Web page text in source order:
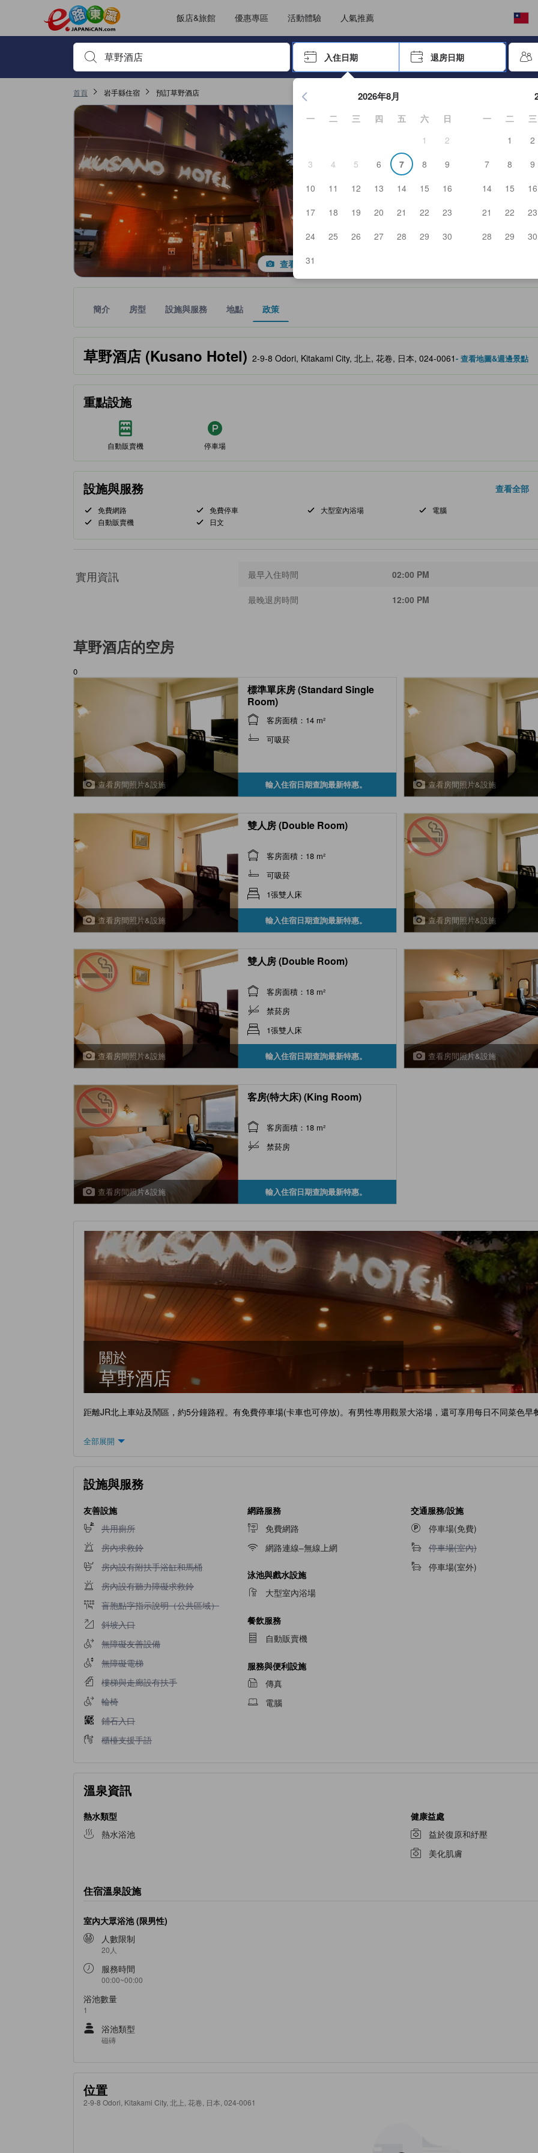
飯店&旅館 優惠專區 活動體驗 人氣推薦
輸入住宿名稱或關鍵字查詢，使用上下鍵或Tab鍵移動，並按「Enter」來選擇
入住日期
退房日期
按Enter鍵開始在日期選擇器中查看。使用方向鍵瀏覽入住和退
2026年8月
一 二 三 四 五 六
日
1
2
3
4 5 6 7 8
9
10
11 12 13 14 15
16
17
18 19 20 21 22
23
24
25 26 27 28 29
30
31
一 二
三
1
2
7
8
9
14
15
16
21
22
23
28
29 30
首頁 岩手縣住宿 預訂草野酒店
查看所有照片
簡介 房型 設施與服務 地點 政策
草野酒店 (Kusano Hotel)
tooltip
黃金星等由本站合作夥伴提供，可作為您判斷舒適度、設施與服務項目的參考指標
2-9-8 Odori, Kitakami City, 北上, 花卷, 日本, 024-0061- 查看地圖&週邊景點
重點設施
自動販賣機 停車場
設施與服務 查看全部
免費網路 免費停車 大型室內浴場
電腦
自動販賣機
日文
實用資訊 最早入住時間 02:00 PM
最晚退房時間 12:00 PM
草野酒店的空房
0
查看房間照片&設施
標準單床房 (Standard Single
Room)
客房面積：14 m²
可吸菸
輸入住宿日期查詢最新特惠。 查看房間照片&設施
查看房間照片&設施
雙人房 (Double Room)
客房面積：18 m²
可吸菸
1張雙人床
輸入住宿日期查詢最新特惠。 查看房間照片&設施
查看房間照片&設施
雙人房 (Double Room)
客房面積：18 m²
禁菸房
1張雙人床
輸入住宿日期查詢最新特惠。 查看房間照片&設施
查看房間照片&設施
客房(特大床) (King Room)
客房面積：18 m²
禁菸房
輸入住宿日期查詢最新特惠。
關於
草野酒店
距離JR北上車站及鬧區，約5分鐘路程。有免費停車場(卡車也可停放)。有男性專用觀景大浴場，還可享用每日不同菜色早
全部展開
設施與服務
友善設施
不提供共用廁所
共用廁所
不提供房內求救鈴
房內求救鈴
不提供房內設有附扶手浴缸和馬桶
房內設有附扶手浴缸和馬桶
不提供房內設有聽力障礙求救鈴
房內設有聽力障礙求救鈴
不提供盲胞點字指示說明（公共區域）
盲胞點字指示說明（公共區域）
不提供斜坡入口
斜坡入口
不提供無障礙友善設備
無障礙友善設備
不提供無障礙電梯
無障礙電梯
不提供樓梯與走廊設有扶手
樓梯與走廊設有扶手
不提供輪椅
輪椅
不提供鋪石入口
鋪石入口
不提供櫃檯支援手語
櫃檯支援手語
網路服務
免費網路
網路連線–無線上網
泳池與戲水設施
大型室內浴場
餐飲服務
自動販賣機
服務與便利設施
傳真
電腦
交通服務/設施
停車場(免費)
不提供停車場(室內)
停車場(室內)
停車場(室外)
溫泉資訊
熱水類型
熱水浴池
健康益處
益於復原和紓壓
美化肌膚
住宿溫泉設施
室內大眾浴池 (限男性)
人數限制
20人
服務時間
00:00~00:00
浴池數量
1
浴池類型
磁磚
位置
2-9-8 Odori, Kitakami City, 北上, 花卷, 日本, 024-0061